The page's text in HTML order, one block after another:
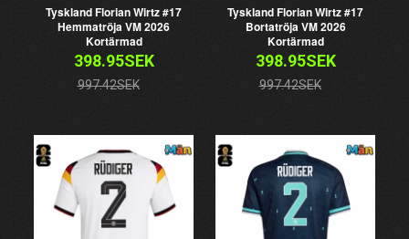
Tyskland Florian Wirtz #17
Hemmatröja VM 2026
Kortärmad
398.95SEK
997.42SEK
Tyskland Florian Wirtz #17
Bortatröja VM 2026
Kortärmad
398.95SEK
997.42SEK